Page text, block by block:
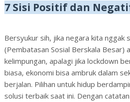
7 Sisi Positif dan
Bersyukur sih, jika negara kita nggak
(Pembatasan Sosial Berskala Besar)
kelimpungan, apalagi jika lockdown
biasa, ekonomi bisa ambruk dalam
berjalan. Pilihan untuk hidup
solusi terbaik saat ini. Dengan